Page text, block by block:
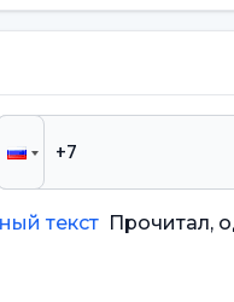
текст Прочитал,